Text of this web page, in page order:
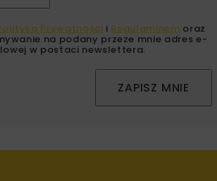
Prywatności i Regulaminem oraz
na podany przeze mnie adres e-
w postaci newslettera.
ZAPISZ MNIE